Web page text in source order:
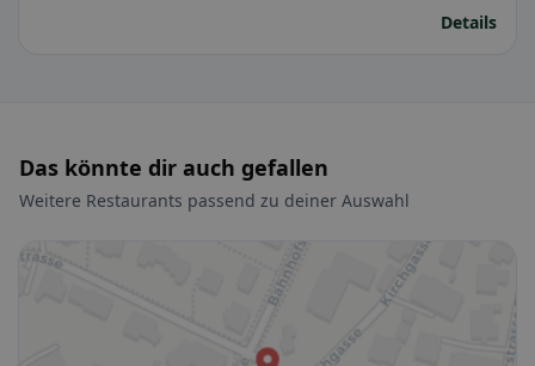
Details
Das könnte dir auch gefallen
Weitere Restaurants passend zu deiner Auswahl